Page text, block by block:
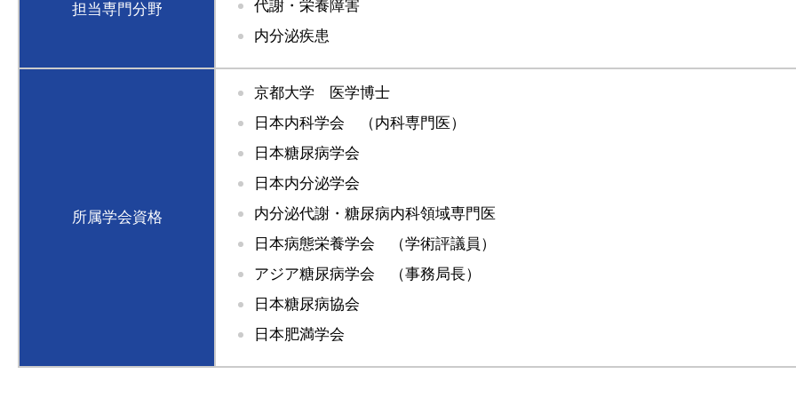
担当専門分野
代謝・栄養障害
内分泌疾患
所属学会資格
京都大学 医学博士
日本内科学会 （内科専門医）
日本糖尿病学会
日本内分泌学会
内分泌代謝・糖尿病内科領域専門医
日本病態栄養学会 （学術評議員）
アジア糖尿病学会 （事務局長）
日本糖尿病協会
日本肥満学会